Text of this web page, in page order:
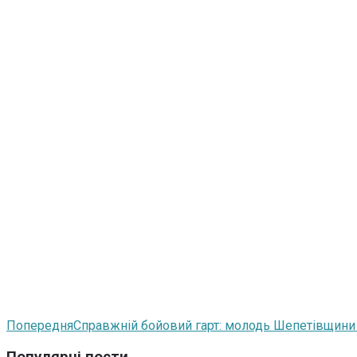
ПопередняСправжній бойовий гарт: молодь